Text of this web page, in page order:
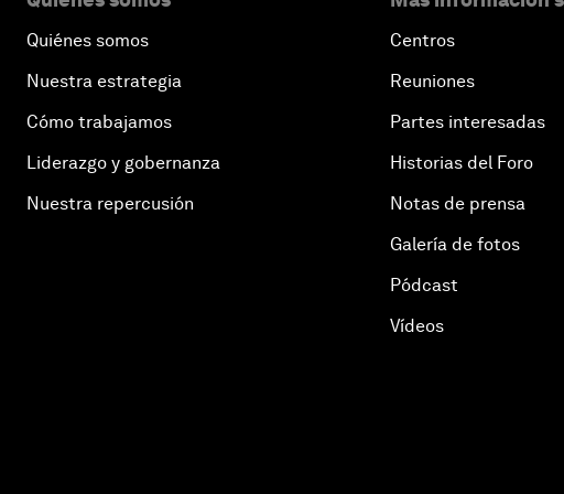
Quiénes somos
Nuestra estrategia
Cómo trabajamos
Liderazgo y gobernanza
Nuestra repercusión
Centros
Reuniones
Partes interesadas
Historias del Foro
Notas de prensa
Galería de fotos
Pódcast
Vídeos